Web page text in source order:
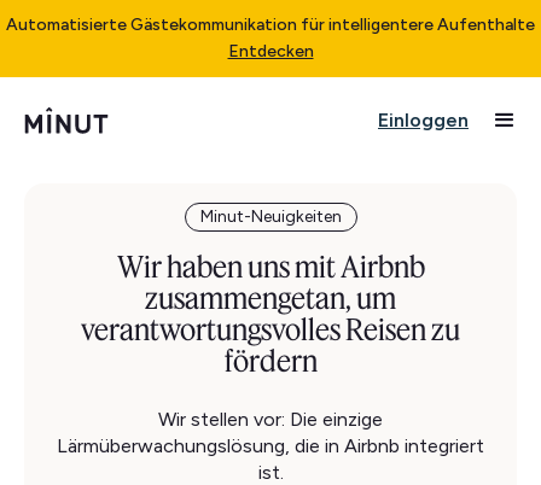
Automatisierte Gästekommunikation für intelligentere Aufenthalte
Entdecken
Einloggen
Minut-Neuigkeiten
Wir haben uns mit Airbnb
zusammengetan, um
verantwortungsvolles Reisen zu
fördern
Wir stellen vor: Die einzige
Lärmüberwachungslösung, die in Airbnb integriert
ist.